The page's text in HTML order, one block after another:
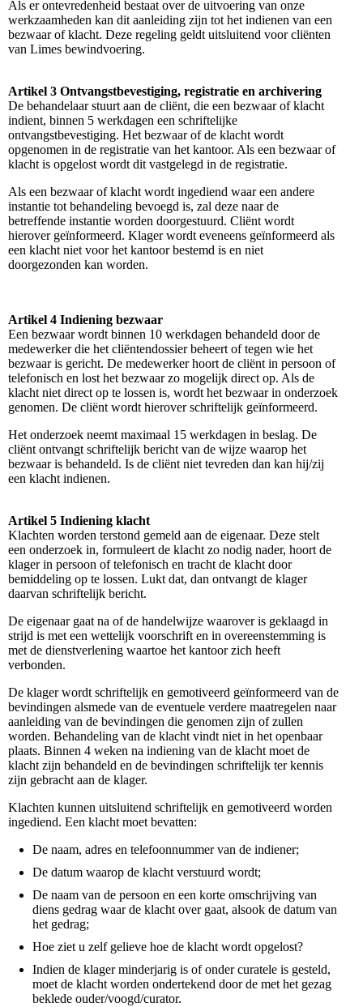
Als er ontevredenheid bestaat over de uitvoering van onze
werkzaamheden kan dit aanleiding zijn tot het indienen van een
bezwaar of klacht. Deze regeling geldt uitsluitend voor cliënten
van Limes bewindvoering.
Artikel 3 Ontvangstbevestiging, registratie en archivering
De behandelaar stuurt aan de cliënt, die een bezwaar of klacht
indient, binnen 5 werkdagen een schriftelijke
ontvangstbevestiging. Het bezwaar of de klacht wordt
opgenomen in de registratie van het kantoor. Als een bezwaar of
klacht is opgelost wordt dit vastgelegd in de registratie.
Als een bezwaar of klacht wordt ingediend waar een andere
instantie tot behandeling bevoegd is, zal deze naar de
betreffende instantie worden doorgestuurd. Cliënt wordt
hierover geïnformeerd. Klager wordt eveneens geïnformeerd als
een klacht niet voor het kantoor bestemd is en niet
doorgezonden kan worden.
Artikel 4 Indiening bezwaar
Een bezwaar wordt binnen 10 werkdagen behandeld door de
medewerker die het cliëntendossier beheert of tegen wie het
bezwaar is gericht. De medewerker hoort de cliënt in persoon of
telefonisch en lost het bezwaar zo mogelijk direct op. Als de
klacht niet direct op te lossen is, wordt het bezwaar in onderzoek
genomen. De cliënt wordt hierover schriftelijk geïnformeerd.
Het onderzoek neemt maximaal 15 werkdagen in beslag. De
cliënt ontvangt schriftelijk bericht van de wijze waarop het
bezwaar is behandeld. Is de cliënt niet tevreden dan kan hij/zij
een klacht indienen.
Artikel 5 Indiening klacht
Klachten worden terstond gemeld aan de eigenaar. Deze stelt
een onderzoek in, formuleert de klacht zo nodig nader, hoort de
klager in persoon of telefonisch en tracht de klacht door
bemiddeling op te lossen. Lukt dat, dan ontvangt de klager
daarvan schriftelijk bericht.
De eigenaar gaat na of de handelwijze waarover is geklaagd in
strijd is met een wettelijk voorschrift en in overeenstemming is
met de dienstverlening waartoe het kantoor zich heeft
verbonden.
De klager wordt schriftelijk en gemotiveerd geïnformeerd van de
bevindingen alsmede van de eventuele verdere maatregelen naar
aanleiding van de bevindingen die genomen zijn of zullen
worden. Behandeling van de klacht vindt niet in het openbaar
plaats. Binnen 4 weken na indiening van de klacht moet de
klacht zijn behandeld en de bevindingen schriftelijk ter kennis
zijn gebracht aan de klager.
Klachten kunnen uitsluitend schriftelijk en gemotiveerd worden
ingediend. Een klacht moet bevatten:
De naam, adres en telefoonnummer van de indiener;
De datum waarop de klacht verstuurd wordt;
De naam van de persoon en een korte omschrijving van
diens gedrag waar de klacht over gaat, alsook de datum van
het gedrag;
Hoe ziet u zelf gelieve hoe de klacht wordt opgelost?
Indien de klager minderjarig is of onder curatele is gesteld,
moet de klacht worden ondertekend door de met het gezag
beklede ouder/voogd/curator.